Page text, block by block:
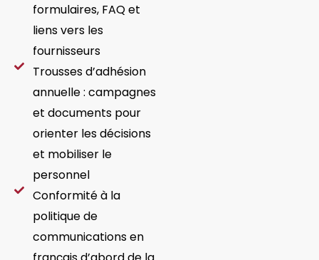
formulaires, FAQ et
liens vers les
fournisseurs
Trousses d’adhésion
annuelle : campagnes
et documents pour
orienter les décisions
et mobiliser le
personnel
Conformité à la
politique de
communications en